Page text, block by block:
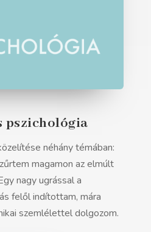
pszichológia
néhány témában:
magamon az elmúlt
nagy ugrással a
felől indítottam, mára
szemlélettel dolgozom.